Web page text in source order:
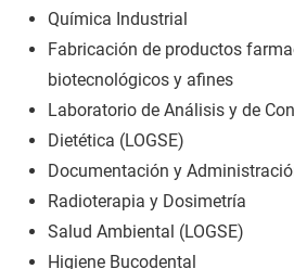
Química Industrial
Fabricación de productos
biotecnológicos y afines
Laboratorio de Análisis y de
Dietética (LOGSE)
Documentación y
Radioterapia y Dosimetría
Salud Ambiental (LOGSE)
Higiene Bucodental